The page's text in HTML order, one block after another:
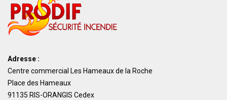
Adresse :
Centre commercial Les Hameaux de la Roche
Place des Hameaux
91135 RIS-ORANGIS Cedex